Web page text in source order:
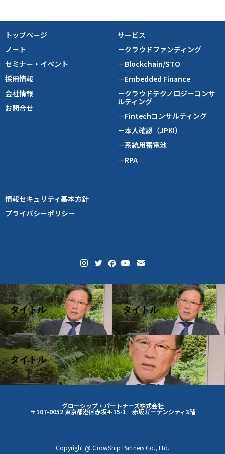
トップページ
ノート
セミナー・イベント
採用情報
会社情報
お問合せ
サービス
－クラウドファンディング
－Blockchain/STO
－Embedded Finance
－クラウドテクノロジーコンサ
ルティング
－Fintechコンサルティング
－本人確認（JPKI）
－系統用蓄電池
－RPA
情報セキュリティ基本方針
プライバシーポリシー
タイトル タイトル
タイトル
グローシップ・パートナーズ株式会社
〒107-0052 東京都港区赤坂4-15-1 赤坂ガーデンシティ3階
Copyright @ GrowShip Partners Co., Ltd.